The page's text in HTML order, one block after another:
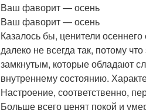
Ваш фаворит — осень
Ваш фаворит — осень
Казалось бы, ценители
далеко не всегда так, потому
замкнутым, которые обладают
внутреннему состоянию.
Настроение, соответственно,
Больше всего ценят покой и